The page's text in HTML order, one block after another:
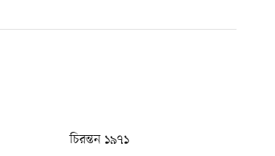
চিরন্তন ১৯৭১